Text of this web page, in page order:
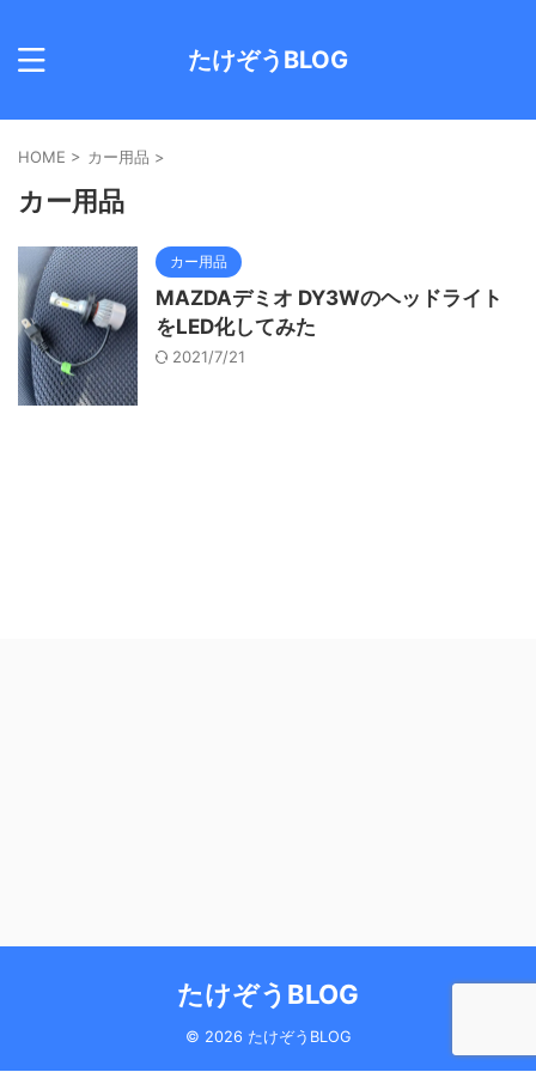
たけぞうBLOG
HOME > カー用品 >
カー用品
カー用品
MAZDAデミオ DY3Wのヘッドライト
をLED化してみた
2021/7/21
たけぞうBLOG
© 2026 たけぞうBLOG